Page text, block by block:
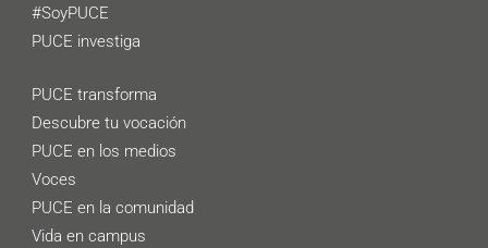
#SoyPUCE
PUCE investiga
PUCE transforma
Descubre tu vocación
PUCE en los medios
Voces
PUCE en la comunidad
Vida en campus